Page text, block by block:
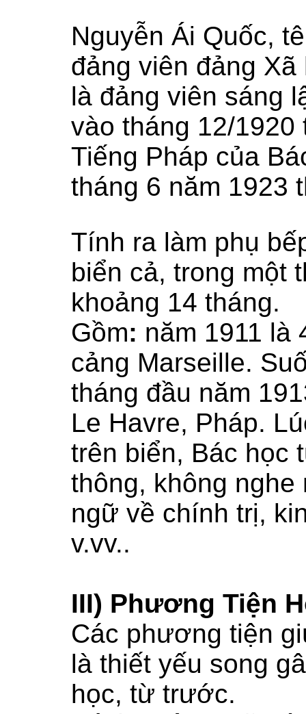
Nguyễn Ái Quốc,
đảng viên đảng
là đảng viên sáng
vào tháng 12/1920
Tiếng Pháp của
tháng 6 năm 1923
Tính ra làm phụ
biển cả, trong một
khoảng 14 tháng.
Gồm: năm 1911 là
cảng Marseille.
tháng đầu năm
Le Havre, Pháp.
trên biển, Bác học
thông, không
ngữ về chính trị,
v.vv..
III) Phương Tiện
Các phương tiện
là thiết yếu song
học, từ trước.